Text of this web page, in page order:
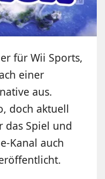
für Wii Sports,
einer
aus.
doch aktuell
das Spiel und
Kanal auch